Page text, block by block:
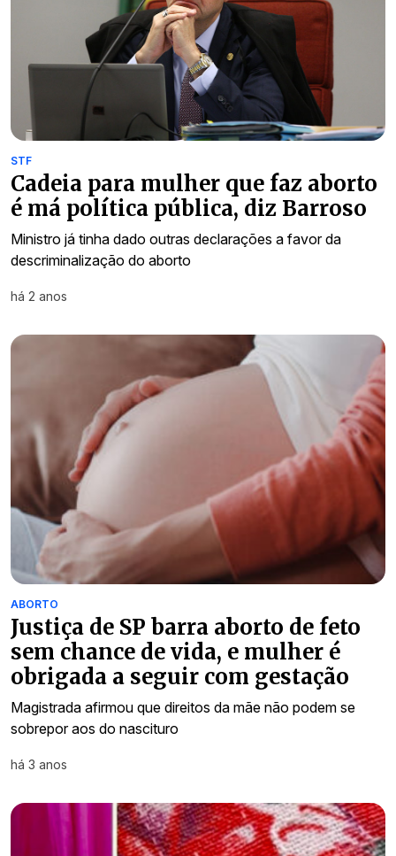
STF
Cadeia para mulher que faz aborto
é má política pública, diz Barroso
Ministro já tinha dado outras declarações a favor da
descriminalização do aborto
há 2 anos
ABORTO
Justiça de SP barra aborto de feto
sem chance de vida, e mulher é
obrigada a seguir com gestação
Magistrada afirmou que direitos da mãe não podem se
sobrepor aos do nascituro
há 3 anos